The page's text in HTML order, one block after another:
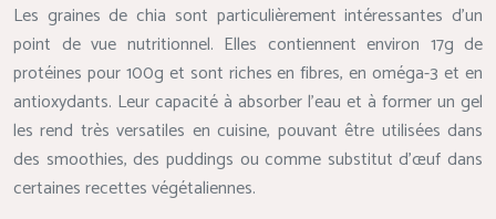
Les graines de chia sont particulièrement intéressantes d’un
point de vue nutritionnel. Elles contiennent environ 17g de
protéines pour 100g et sont riches en fibres, en oméga-3 et en
antioxydants. Leur capacité à absorber l’eau et à former un gel
les rend très versatiles en cuisine, pouvant être utilisées dans
des smoothies, des puddings ou comme substitut d’œuf dans
certaines recettes végétaliennes.